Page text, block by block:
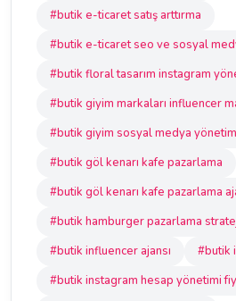
#butik e-ticaret satış arttırma
#butik e-ticaret seo ve sosyal
#butik floral tasarım instagram
#butik giyim markaları influencer
#butik giyim sosyal medya
#butik göl kenarı kafe pazarlama
#butik göl kenarı kafe pazarlama
#butik hamburger pazarlama
#butik influencer ajansı
#butik
#butik instagram hesap yönetimi